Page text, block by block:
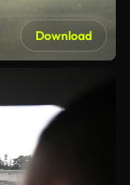
Download